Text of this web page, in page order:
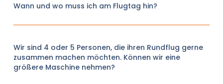
Wann und wo muss ich am Flugtag hin?
Wir sind 4 oder 5 Personen, die ihren Rundflug gerne
zusammen machen möchten. Können wir eine
größere Maschine nehmen?